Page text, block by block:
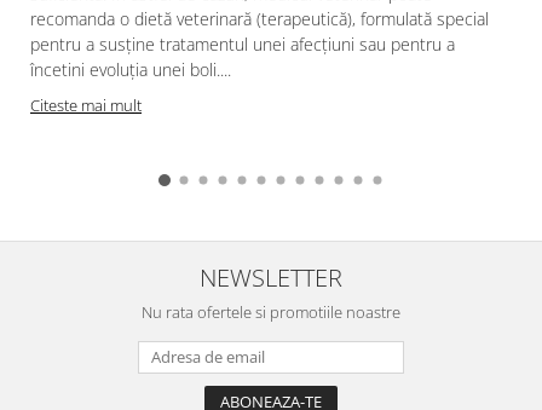
recomanda o dietă veterinară (terapeutică), formulată special
pentru a susține tratamentul unei afecțiuni sau pentru a
încetini evoluția unei boli....
Citeste mai mult
NEWSLETTER
Nu rata ofertele si promotiile noastre